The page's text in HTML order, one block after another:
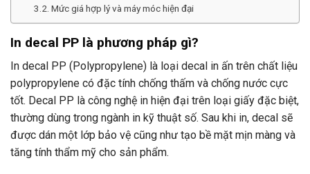
Mức giá hợp lý và máy móc hiện đại
In decal PP là phương pháp gì?
In decal PP (Polypropylene) là loại decal in ấn trên chất liệu
polypropylene có đặc tính chống thấm và chống nước cực
tốt. Decal PP là công nghệ in hiện đại trên loại giấy đặc biệt,
thường dùng trong ngành in kỹ thuật số. Sau khi in, decal sẽ
được dán một lớp bảo vệ cũng như tạo bề mặt mịn màng và
tăng tính thẩm mỹ cho sản phẩm.